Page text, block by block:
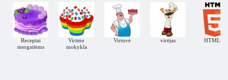
Receptai
mergaitėms
Virimo
mokykla
Virtuvė virėjas HTML5